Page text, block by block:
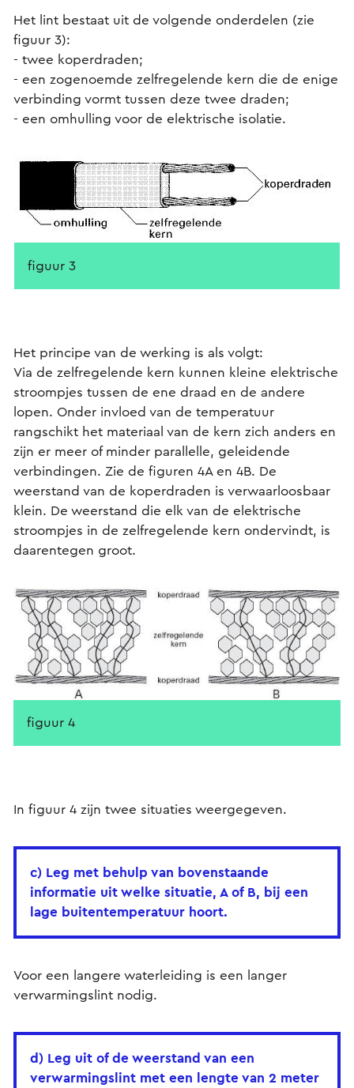
Het lint bestaat uit de volgende onderdelen (zie
figuur 3):
- twee koperdraden;
- een zogenoemde zelfregelende kern die de enige
verbinding vormt tussen deze twee draden;
- een omhulling voor de elektrische isolatie.
figuur 3
Het principe van de werking is als volgt:
Via de zelfregelende kern kunnen kleine elektrische
stroompjes tussen de ene draad en de andere
lopen. Onder invloed van de temperatuur
rangschikt het materiaal van de kern zich anders en
zijn er meer of minder parallelle, geleidende
verbindingen. Zie de figuren 4A en 4B. De
weerstand van de koperdraden is verwaarloosbaar
klein. De weerstand die elk van de elektrische
stroompjes in de zelfregelende kern ondervindt, is
daarentegen groot.
figuur 4
In figuur 4 zijn twee situaties weergegeven.
c) Leg met behulp van bovenstaande
informatie uit welke situatie, A of B, bij een
lage buitentemperatuur hoort.
Voor een langere waterleiding is een langer
verwarmingslint nodig.
d) Leg uit of de weerstand van een
verwarmingslint met een lengte van 2 meter